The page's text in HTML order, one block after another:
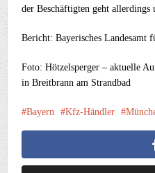
der Beschäftigten geht allerdings
Bericht: Bayerisches Landesamt
Foto: Hötzelsperger – aktuelle
in Breitbrann am Strandbad
Bayern Kfz-Händler